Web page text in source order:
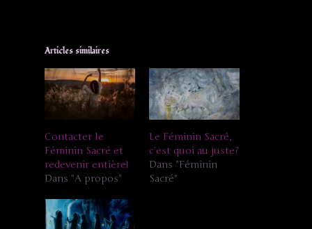
Articles similaires
Contacter le
Féminin Sacré et
redevenir entière!
Dans "A propos"
Le Féminin Sacré,
c’est quoi au juste?
Dans "Féminin
Sacré"